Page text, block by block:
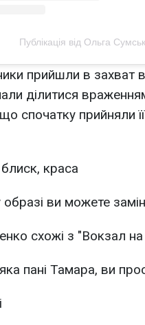
Публікація від Ольга
прийшли в захват
ділитися
спочатку прийняли
краса
ви можете
схожі з "Вокзал
пані Тамара, ви